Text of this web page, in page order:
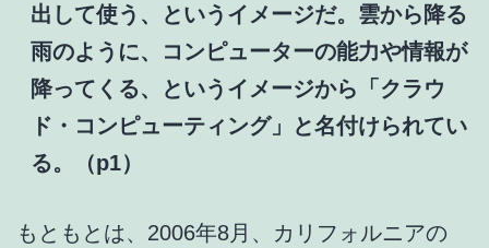
出して使う、というイメージだ。雲から降る
雨のように、コンピューターの能力や情報が
降ってくる、というイメージから「クラウ
ド・コンピューティング」と名付けられてい
る。（p1）
もともとは、2006年8月、カリフォルニアの